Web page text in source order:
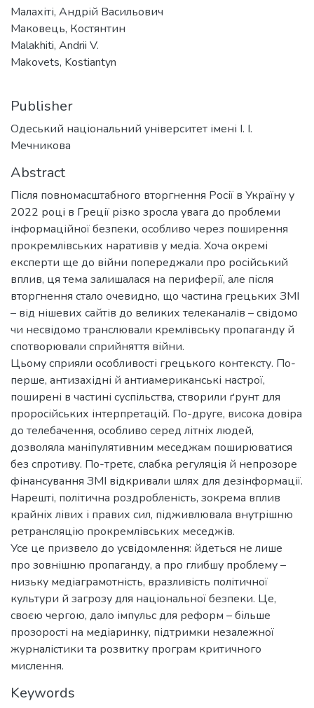
Малахіті, Андрій Васильович
Маковець, Костянтин
Malakhiti, Andrii V.
Makovets, Kostiantyn
Publisher
Одеський національний університет імені І. І.
Мечникова
Abstract
Після повномасштабного вторгнення Росії в Україну у
2022 році в Греції різко зросла увага до проблеми
інформаційної безпеки, особливо через поширення
прокремлівських наративів у медіа. Хоча окремі
експерти ще до війни попереджали про російський
вплив, ця тема залишалася на периферії, але після
вторгнення стало очевидно, що частина грецьких ЗМІ
– від нішевих сайтів до великих телеканалів – свідомо
чи несвідомо транслювали кремлівську пропаганду й
спотворювали сприйняття війни.
Цьому сприяли особливості грецького контексту. По-
перше, антизахідні й антиамериканські настрої,
поширені в частині суспільства, створили ґрунт для
проросійських інтерпретацій. По-друге, висока довіра
до телебачення, особливо серед літніх людей,
дозволяла маніпулятивним меседжам поширюватися
без спротиву. По-третє, слабка регуляція й непрозоре
фінансування ЗМІ відкривали шлях для дезінформації.
Нарешті, політична роздробленість, зокрема вплив
крайніх лівих і правих сил, підживлювала внутрішню
ретрансляцію прокремлівських меседжів.
Усе це призвело до усвідомлення: йдеться не лише
про зовнішню пропаганду, а про глибшу проблему –
низьку медіаграмотність, вразливість політичної
культури й загрозу для національної безпеки. Це,
своєю чергою, дало імпульс для реформ – більше
прозорості на медіаринку, підтримки незалежної
журналістики та розвитку програм критичного
мислення.
Keywords